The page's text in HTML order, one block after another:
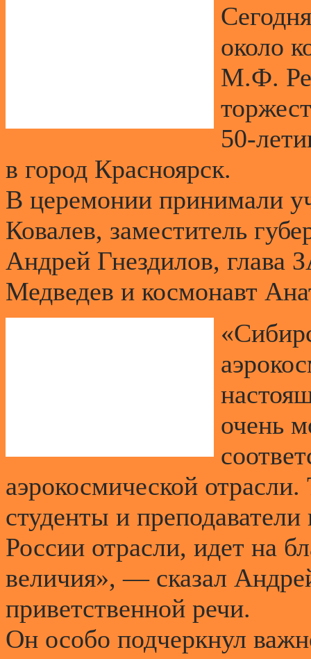
около
М.Ф.
50-
в город Красноярск.
В церемонии принимали
Ковалев, заместитель
Андрей Гнездилов, глава
Медведев и космонавт
очень
аэрокосмической
студенты и
России отрасли, идет на
величия», — сказал
приветственной речи.
Он особо подчеркнул